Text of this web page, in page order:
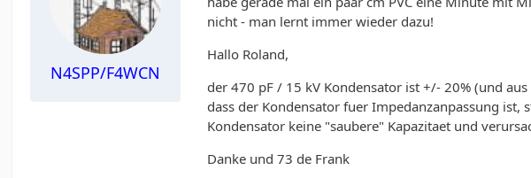
N4SPP/F4WCN
nicht - man lernt immer wieder dazu!
Hallo Roland,
der 470 pF / 15 kV Kondensator ist +/- 20% (und
dass der Kondensator fuer Impedanzanpassung ist,
Kondensator keine "saubere" Kapazitaet und
Danke und 73 de Frank